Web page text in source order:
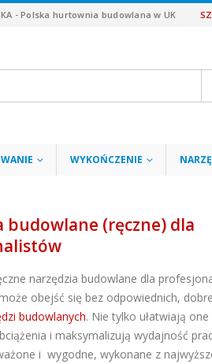
- Polska hurtownia budowlana w UK
WYKOŃCZENIE
budowlane (ręczne) dla
narzędzia budowlane dla
obejść się bez odpowiednich,
budowlanych. Nie tylko ułatwiają
i maksymalizują wydajność
i wygodne, wykonane z